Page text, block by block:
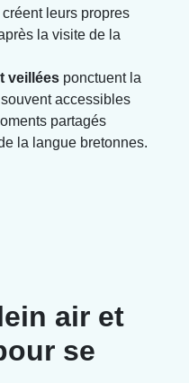
leurs propres
la visite de la
veillées ponctuent la
accessibles
partagés
la langue bretonnes.
air et
se